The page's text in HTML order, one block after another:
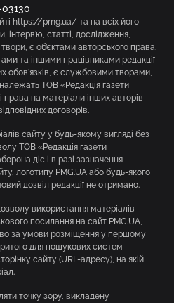
03130
https://pmg.ua/ та на всіх його
інтерв’ю, статті, дослідження,
твори, є об’єктами авторського права.
та іншими працівниками редакції
обов’язків, є службовими творами,
ТОВ «Редакція газети
на матеріали інших авторів
договорів.
сайту у будь-якому вигляді без
ТОВ «Редакція газети
діє і в разі зазначення
логотипу PMG.UA або будь-якого
дозвіл редакції не отримано.
використання матеріалів
посилання на сайт PMG.UA,
за умови розміщення у першому
для пошукових систем
сайту (URL-адресу), на якій
точку зору, викладену